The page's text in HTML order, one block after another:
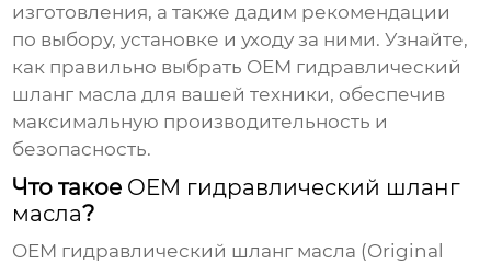
изготовления, а также дадим рекомендации
по выбору, установке и уходу за ними. Узнайте,
как правильно выбрать OEM гидравлический
шланг масла для вашей техники, обеспечив
максимальную производительность и
безопасность.
Что такое OEM гидравлический шланг
масла?
OEM гидравлический шланг масла (Original